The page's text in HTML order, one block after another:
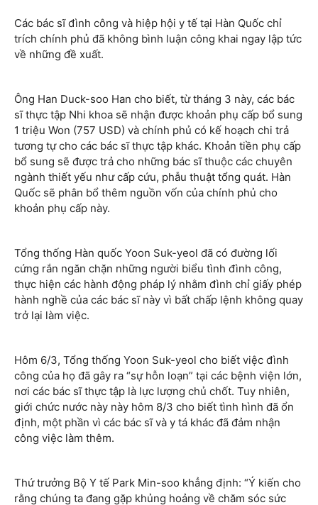
Các bác sĩ đình công và hiệp hội y tế tại Hàn Quốc chỉ
trích chính phủ đã không bình luận công khai ngay lập tức
về những đề xuất.
Ông Han Duck-soo Han cho biết, từ tháng 3 này, các bác
sĩ thực tập Nhi khoa sẽ nhận được khoản phụ cấp bổ sung
1 triệu Won (757 USD) và chính phủ có kế hoạch chi trả
tương tự cho các bác sĩ thực tập khác. Khoản tiền phụ cấp
bổ sung sẽ được trả cho những bác sĩ thuộc các chuyên
ngành thiết yếu như cấp cứu, phẫu thuật tổng quát. Hàn
Quốc sẽ phân bổ thêm nguồn vốn của chính phủ cho
khoản phụ cấp này.
Tổng thống Hàn quốc Yoon Suk-yeol đã có đường lối
cứng rắn ngăn chặn những người biểu tình đình công,
thực hiện các hành động pháp lý nhằm đình chỉ giấy phép
hành nghề của các bác sĩ này vì bất chấp lệnh không quay
trở lại làm việc.
Hôm 6/3, Tổng thống Yoon Suk-yeol cho biết việc đình
công của họ đã gây ra “sự hỗn loạn” tại các bệnh viện lớn,
nơi các bác sĩ thực tập là lực lượng chủ chốt. Tuy nhiên,
giới chức nước này này hôm 8/3 cho biết tình hình đã ổn
định, một phần vì các bác sĩ và y tá khác đã đảm nhận
công việc làm thêm.
Thứ trưởng Bộ Y tế Park Min-soo khẳng định: “Ý kiến cho
rằng chúng ta đang gặp khủng hoảng về chăm sóc sức